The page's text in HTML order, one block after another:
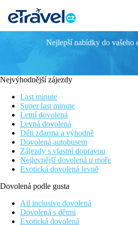
Blue Pearl
Přímo u písečné pláže s jemným
All Inclusive Ultra
Hotel je vhodný pro rodiny s dětmi
Fitness zdarma
Poloha
Hotel Blue Pearl je vybudován ve
restauracemi a nákupními
Vybavení
Vstupní hala s recepcí, trezor za
Pokoje
Dvoulůžkový pokoj:
Nejlepší nabídky do vašeho
Nejvýhodnější zájezdy
Last minute
Super last minute
Letní dovolená
Levná dovolená
Děti zdarma a výhodně
Dovolená autobusem
Zájezdy s vlastní dopravou
Nejlevnější dovolená u moře
Exotická dovolená levně
Dovolená podle gusta
All inclusive dovolená
Dovolená s dětmi
Exotická dovolená